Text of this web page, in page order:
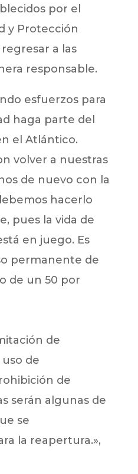
por el
y Protección
a las
responsable.
esfuerzos para
haga parte del
el Atlántico.
volver a nuestras
de nuevo con la
hacerlo
pues la vida de
en juego. Es
permanente de
de un 50 por
de
uso de
de
serán algunas de
se
la reapertura.»,